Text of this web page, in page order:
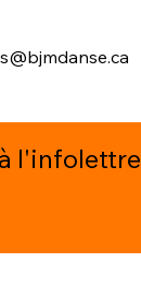
l'infolettre